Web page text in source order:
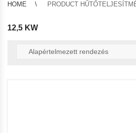
HOME PRODUCT
12,5 KW